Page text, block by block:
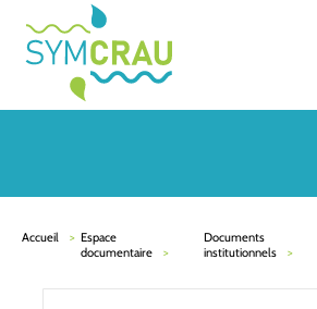
Accueil
Espace
documentaire
Documents
institutionnels